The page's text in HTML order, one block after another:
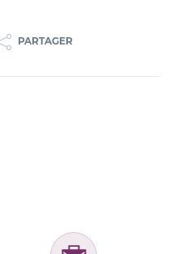
PARTAGER